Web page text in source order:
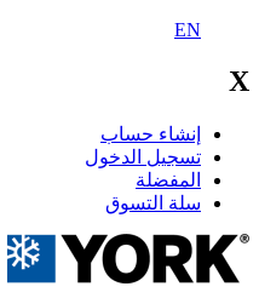
EN
X
إنشاء حساب
تسجيل الدخول
المفضلة
سلة التسوق